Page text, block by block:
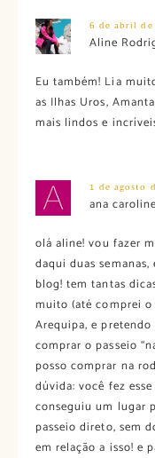
6 de abril de
Aline
Eu também! Lia
as Ilhas Uros,
mais lindos e
1 de agosto
ana
olá aline! vou fazer
daqui duas
blog! tem tantas
muito (até comprei
Arequipa, e
comprar o passeio
posso comprar na
dúvida: você fez
conseguiu um lugar
passeio direto, sem
em relação a isso! e